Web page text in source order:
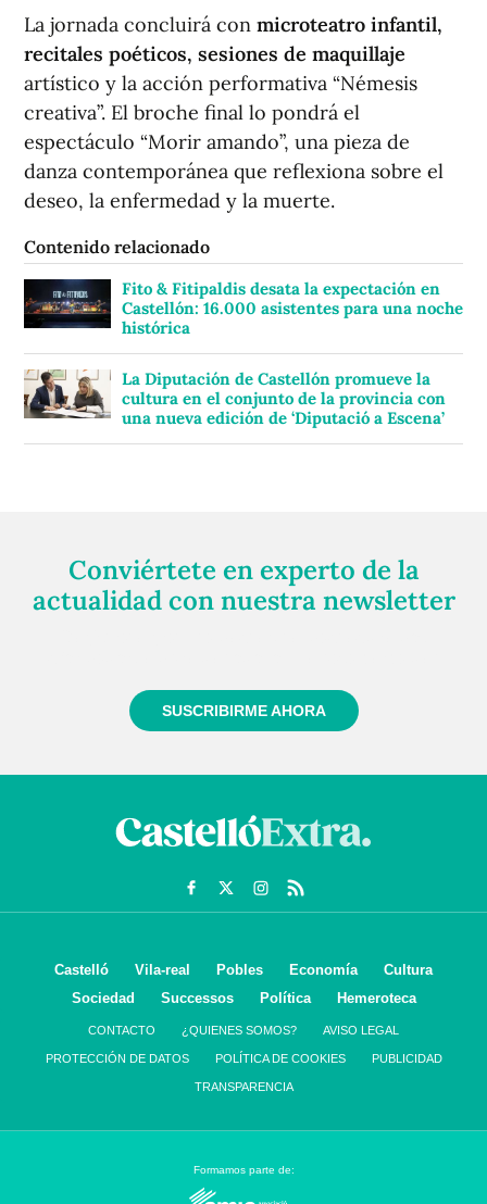
La jornada concluirá con microteatro infantil,
recitales poéticos, sesiones de maquillaje
artístico y la acción performativa “Némesis
creativa”. El broche final lo pondrá el
espectáculo “Morir amando”, una pieza de
danza contemporánea que reflexiona sobre el
deseo, la enfermedad y la muerte.
Contenido relacionado
Fito & Fitipaldis desata la expectación en
Castellón: 16.000 asistentes para una noche
histórica
La Diputación de Castellón promueve la
cultura en el conjunto de la provincia con
una nueva edición de ‘Diputació a Escena’
Conviértete en experto de la
actualidad con nuestra newsletter
SUSCRIBIRME AHORA
Castelló Vila-real Pobles Economía
Cultura
Sociedad
Successos Política Hemeroteca
CONTACTO ¿QUIENES SOMOS? AVISO LEGAL
PROTECCIÓN DE DATOS POLÍTICA DE COOKIES PUBLICIDAD
TRANSPARENCIA
Formamos parte de: